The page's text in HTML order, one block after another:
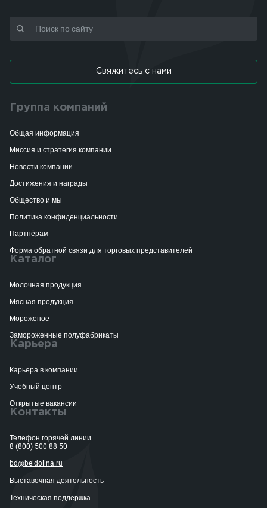
Свяжитесь с нами
Группа компаний
Общая информация
Миссия и стратегия компании
Новости компании
Достижения и награды
Общество и мы
Политика конфиденциальности
Партнёрам
Форма обратной связи для торговых представителей
Каталог
Молочная продукция
Мясная продукция
Мороженое
Замороженные полуфабрикаты
Карьера
Карьера в компании
Учебный центр
Открытые вакансии
Контакты
Телефон горячей линии
8 (800) 500 88 50
bd@beldolina.ru
Выставочная деятельность
Техническая поддержка